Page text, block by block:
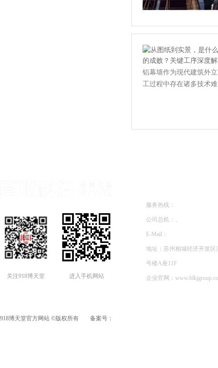
铝幕墙作为现代建筑外
工过程中存在诸多技术
关注918博天堂 进入手机网站
服务热线：
公司总机：、
E-Mail：
地址：苏州相城经济开发
号楼A座11F
企业官网：
918博天堂官方网站 ©版权所有 备案号：